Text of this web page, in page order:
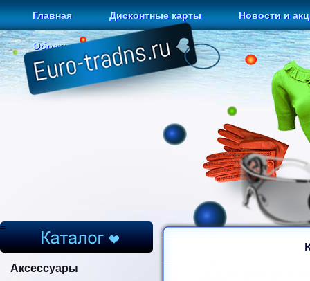
Главная Дисконтные карты Новости и
Обратная связь
=
Аксессуары